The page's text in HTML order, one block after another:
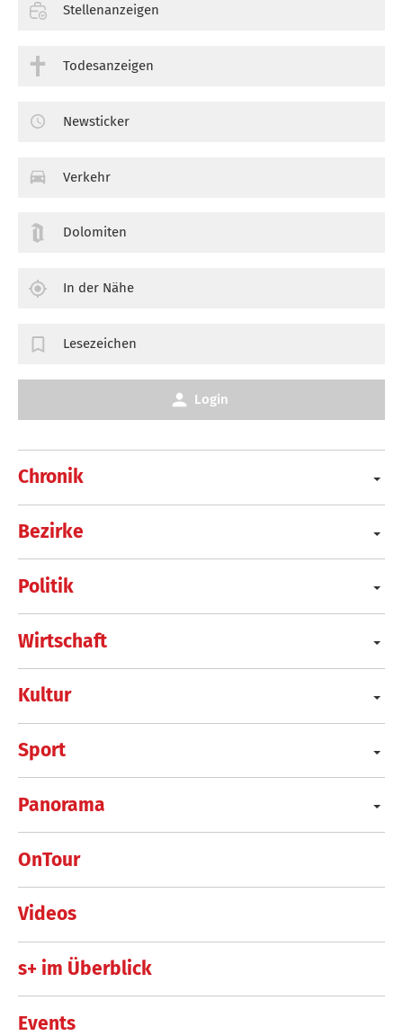
Chronik
Bezirke
Politik
Wirtschaft
Kultur
Sport
Panorama
OnTour
Videos
s+ im Überblick
Events
Stellenanzeigen
Todesanzeigen
Newsticker
Verkehr
Dolomiten
In der Nähe
Lesezeichen
Login